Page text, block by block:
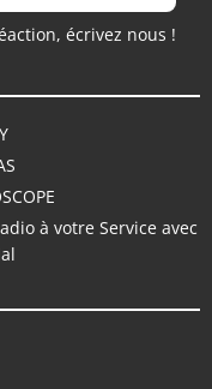
écrivez nous !
à votre Service avec